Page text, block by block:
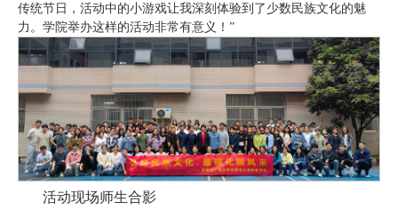
传统节日， 活动中的小游戏让我深刻体验到了少数民族文化的魅
力。学院举办这样的活动非常有意义！ ”
活动现场师生合影